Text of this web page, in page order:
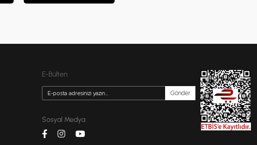
E-Bülten
Gönder
Sosyal Medya